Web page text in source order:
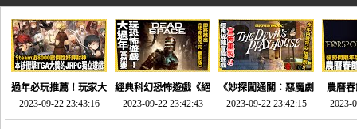
過年必玩推薦！玩家大
推的JRPG神作《神之
天平》介紹！-電玩宅
2023-09-22 23:43:16
經典科幻恐怖遊戲《絕
命異次元 重製版》重
回「石村號」的恐懼體
2023-09-22 23:42:43
《妙探闖通關：惡魔劇
場》將推出「重製
版」!!!今年就能玩到!!-
2023-09-22 23:42:15
農曆
SE社
動作角
2023-